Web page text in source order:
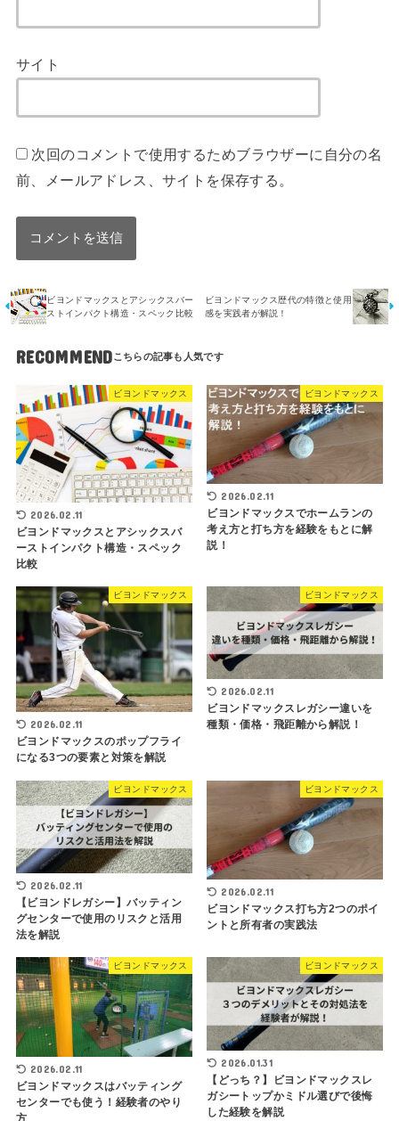
サイト
次回のコメントで使用するためブラウザーに自分の名
前、メールアドレス、サイトを保存する。
ビヨンドマックスとアシックスバー
ストインパクト構造・スペック比較
ビヨンドマックス歴代の特徴と使用
感を実践者が解説！
RECOMMEND
ビヨンドマックス
2026.02.11
ビヨンドマックスとアシックスバ
ーストインパクト構造・スペック
比較
ビヨンドマックス
2026.02.11
ビヨンドマックスでホームランの
考え方と打ち方を経験をもとに解
説！
ビヨンドマックス
2026.02.11
ビヨンドマックスのポップフライ
になる3つの要素と対策を解説
ビヨンドマックス
2026.02.11
ビヨンドマックスレガシー違いを
種類・価格・飛距離から解説！
ビヨンドマックス
2026.02.11
【ビヨンドレガシー】バッティン
グセンターで使用のリスクと活用
法を解説
ビヨンドマックス
2026.02.11
ビヨンドマックス打ち方2つのポイ
ントと所有者の実践法
ビヨンドマックス
2026.02.11
ビヨンドマックスはバッティング
センターでも使う！経験者のやり
方
ビヨンドマックス
2026.01.31
【どっち？】ビヨンドマックスレ
ガシートップかミドル選びで後悔
した経験を解説